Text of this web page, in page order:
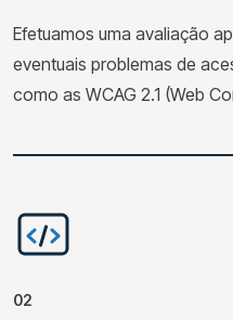
Efetuamos uma avaliação
eventuais problemas de
como as WCAG 2.1 (Web
02